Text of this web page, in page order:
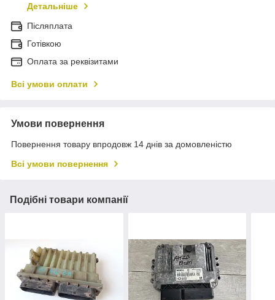
Детальніше
Післяплата
Готівкою
Оплата за реквізитами
Всі умови оплати
Умови повернення
Повернення товару впродовж 14 днів за домовленістю
Всі умови повернення
Подібні товари компанії